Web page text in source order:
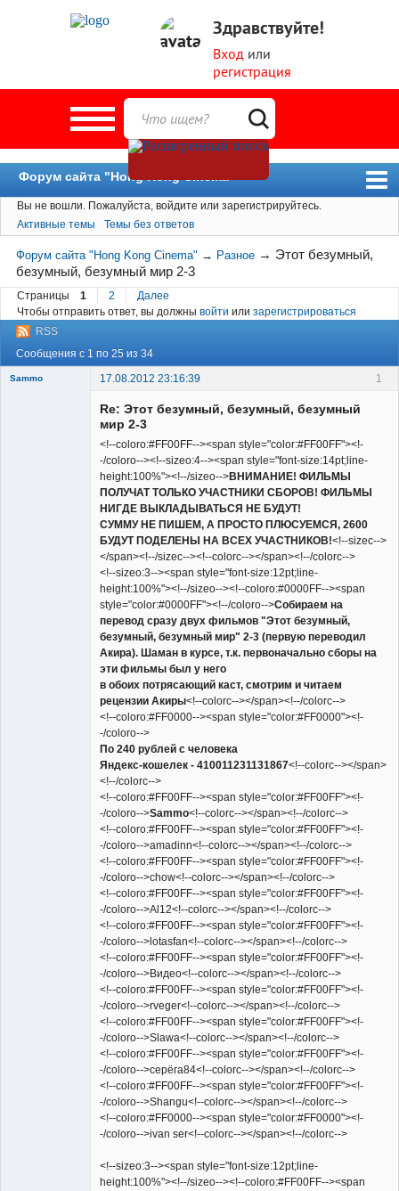
Здравствуйте!
Вход или
регистрация
Форум сайта "Hong Kong Cinema"
Форум
Новости
Пользователи
Поиск
Вы не вошли. Пожалуйста, войдите или зарегистрируйтесь.
Активные темы
Темы без ответов
Форум сайта "Hong Kong Cinema" → Разное → Этот безумный,
безумный, безумный мир 2-3
Страницы 1 2
Далее
Чтобы отправить ответ, вы должны войти или зарегистрироваться
RSS
Сообщения с 1 по 25 из 34
1
Sammo
17.08.2012 23:16:39
Re: Этот безумный, безумный, безумный
мир 2-3
<!--coloro:#FF00FF--><span style="color:#FF00FF"><!-
-/coloro--><!--sizeo:4--><span style="font-size:14pt;line-
height:100%"><!--/sizeo-->ВНИМАНИЕ! ФИЛЬМЫ
ПОЛУЧАТ ТОЛЬКО УЧАСТНИКИ СБОРОВ! ФИЛЬМЫ
НИГДЕ ВЫКЛАДЫВАТЬСЯ НЕ БУДУТ!
СУММУ НЕ ПИШЕМ, А ПРОСТО ПЛЮСУЕМСЯ, 2600
БУДУТ ПОДЕЛЕНЫ НА ВСЕХ УЧАСТНИКОВ!<!--sizec-->
</span><!--/sizec--><!--colorc--></span><!--/colorc-->
<!--sizeo:3--><span style="font-size:12pt;line-
height:100%"><!--/sizeo--><!--coloro:#0000FF--><span
style="color:#0000FF"><!--/coloro-->Собираем на
перевод сразу двух фильмов "Этот безумный,
безумный, безумный мир" 2-3 (первую переводил
Акира). Шаман в курсе, т.к. первоначально сборы на
эти фильмы был у него
в обоих потрясающий каст, смотрим и читаем
рецензии Акиры<!--colorc--></span><!--/colorc-->
<!--coloro:#FF0000--><span style="color:#FF0000"><!-
-/coloro-->
По 240 рублей с человека
Яндекс-кошелек - 410011231131867<!--colorc--></span>
<!--/colorc-->
<!--coloro:#FF00FF--><span style="color:#FF00FF"><!-
-/coloro-->Sammo<!--colorc--></span><!--/colorc-->
<!--coloro:#FF00FF--><span style="color:#FF00FF"><!-
-/coloro-->amadinn<!--colorc--></span><!--/colorc-->
<!--coloro:#FF00FF--><span style="color:#FF00FF"><!-
-/coloro-->chow<!--colorc--></span><!--/colorc-->
<!--coloro:#FF00FF--><span style="color:#FF00FF"><!-
-/coloro-->Al12<!--colorc--></span><!--/colorc-->
<!--coloro:#FF00FF--><span style="color:#FF00FF"><!-
-/coloro-->lotasfan<!--colorc--></span><!--/colorc-->
<!--coloro:#FF00FF--><span style="color:#FF00FF"><!-
-/coloro-->Видео<!--colorc--></span><!--/colorc-->
<!--coloro:#FF00FF--><span style="color:#FF00FF"><!-
-/coloro-->rveger<!--colorc--></span><!--/colorc-->
<!--coloro:#FF00FF--><span style="color:#FF00FF"><!-
-/coloro-->Slawa<!--colorc--></span><!--/colorc-->
<!--coloro:#FF00FF--><span style="color:#FF00FF"><!-
-/coloro-->серёга84<!--colorc--></span><!--/colorc-->
<!--coloro:#FF00FF--><span style="color:#FF00FF"><!-
-/coloro-->Shangu<!--colorc--></span><!--/colorc-->
<!--coloro:#FF0000--><span style="color:#FF0000"><!-
-/coloro-->ivan ser<!--colorc--></span><!--/colorc-->
<!--sizeo:3--><span style="font-size:12pt;line-
height:100%"><!--/sizeo--><!--coloro:#FF00FF--><span